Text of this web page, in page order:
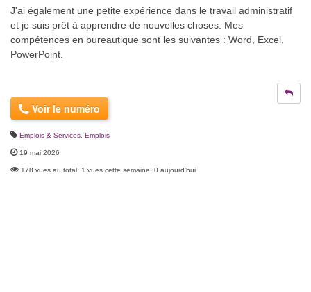
J'ai également une petite expérience dans le travail administratif
et je suis prêt à apprendre de nouvelles choses. Mes
compétences en bureautique sont les suivantes : Word, Excel,
PowerPoint.
Voir le numéro
Emplois & Services Emplois
19 mai 2026
178 vues au total, 1 vues cette semaine, 0 aujourd'hui